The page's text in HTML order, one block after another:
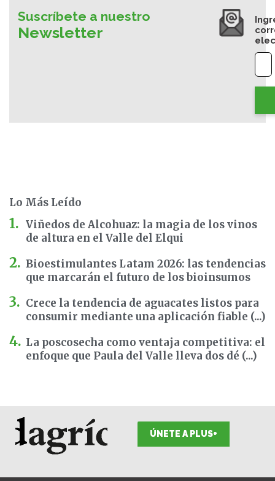
Suscríbete a nuestro
Newsletter
Lo Más Leído
Viñedos de Alcohuaz: la magia de los vinos
de altura en el Valle del Elqui
Bioestimulantes Latam 2026: las tendencias
que marcarán el futuro de los bioinsumos
Crece la tendencia de aguacates listos para
consumir mediante una aplicación fiable (...)
La poscosecha como ventaja competitiva: el
enfoque que Paula del Valle lleva dos dé (...)
ÚNETE A PLUS+